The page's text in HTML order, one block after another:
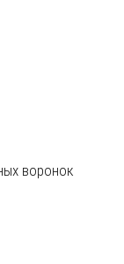
воронок